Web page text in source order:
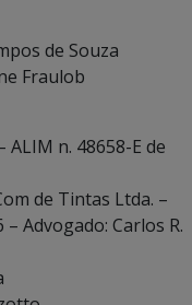
de Souza
Fraulob
n. 48658-E de
de Tintas Ltda. –
– Advogado: Carlos R.